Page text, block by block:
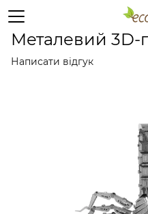
Металевий 3D-
Написати відгук